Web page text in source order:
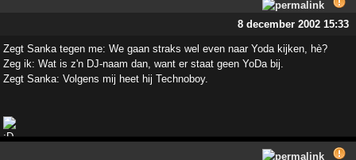
8 december 2002 15:33
Zegt Sanka tegen me: We gaan straks wel even naar Yoda kijken, hè?
Zeg ik: Wat is z'n DJ-naam dan, want er staat geen YoDa bij.
Zegt Sanka: Volgens mij heet hij Technoboy.